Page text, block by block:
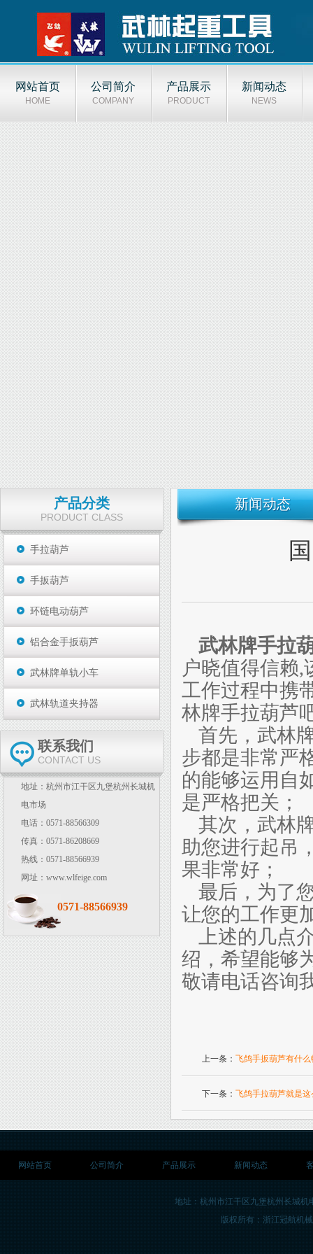
网站首页
HOME
公司简介
COMPANY
产品展示
PRODUCT
新闻动态
NEWS
产品分类
PRODUCT CLASS
手拉葫芦
手扳葫芦
环链电动葫芦
铝合金手扳葫芦
武林牌单轨小车
武林轨道夹持器
联系我们
CONTACT US
地址：杭州市江干区九堡杭州长城机
电市场
电话：0571-88566309
传真：0571-86208669
热线：0571-88566939
网址：www.wlfeige.com
0571-88566939
新闻动态
武林牌手拉
户晓值得信赖
工作过程中携
林牌手拉葫芦
首先，武林
步都是非常严
的能够运用自
是严格把关；
其次，武林
助您进行起吊
果非常好；
最后，为了
让您的工作更
上述的几点
绍，希望能够
敬请电话咨询
上一条： 飞鸽手扳葫芦有什
下一条： 飞鸽手拉葫芦就是这
网站首页 公司简介 产品展示 新闻动态
地址：杭州市江干区九堡杭州长城机
版权所有：浙江冠航机